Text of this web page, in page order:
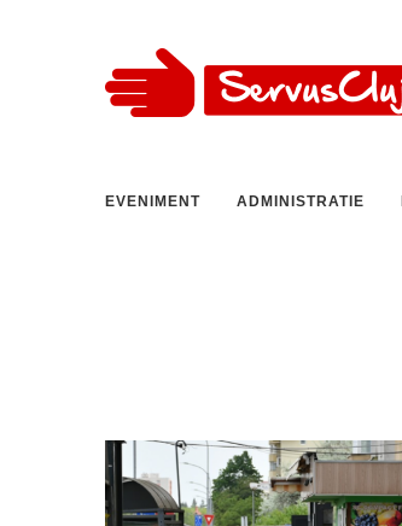
EVENIMENT ADMINISTRATIE